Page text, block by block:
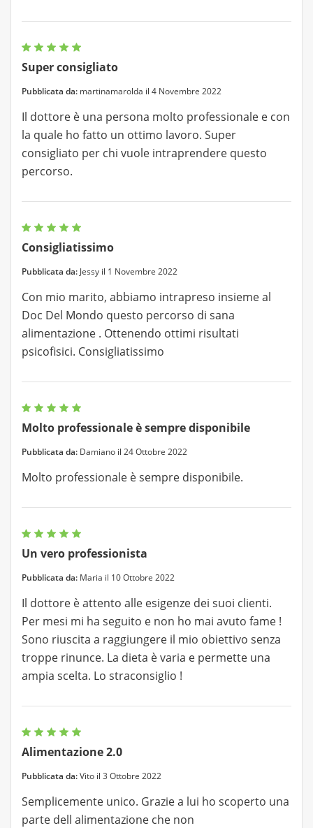
Super consigliato
Pubblicata da: martinamarolda il 4 Novembre 2022
Il dottore è una persona molto professionale e con
la quale ho fatto un ottimo lavoro. Super
consigliato per chi vuole intraprendere questo
percorso.
Consigliatissimo
Pubblicata da: Jessy il 1 Novembre 2022
Con mio marito, abbiamo intrapreso insieme al
Doc Del Mondo questo percorso di sana
alimentazione . Ottenendo ottimi risultati
psicofisici. Consigliatissimo
Molto professionale è sempre disponibile
Pubblicata da: Damiano il 24 Ottobre 2022
Molto professionale è sempre disponibile.
Un vero professionista
Pubblicata da: Maria il 10 Ottobre 2022
Il dottore è attento alle esigenze dei suoi clienti.
Per mesi mi ha seguito e non ho mai avuto fame !
Sono riuscita a raggiungere il mio obiettivo senza
troppe rinunce. La dieta è varia e permette una
ampia scelta. Lo straconsiglio !
Alimentazione 2.0
Pubblicata da:Vito il 3 Ottobre 2022
Semplicemente unico. Grazie a lui ho scoperto una
parte dell alimentazione che non